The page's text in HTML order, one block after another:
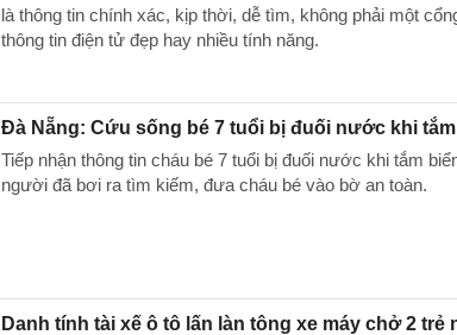
là thông tin chính xác, kịp thời, dễ tìm, không phải một
thông tin điện tử đẹp hay nhiều tính năng.
Đà Nẵng: Cứu sống bé 7 tuổi bị đuối nước khi
Tiếp nhận thông tin cháu bé 7 tuổi bị đuối nước khi tắm
người đã bơi ra tìm kiếm, đưa cháu bé vào bờ an toàn.
Danh tính tài xế ô tô lấn làn tông xe máy chở 2 trẻ